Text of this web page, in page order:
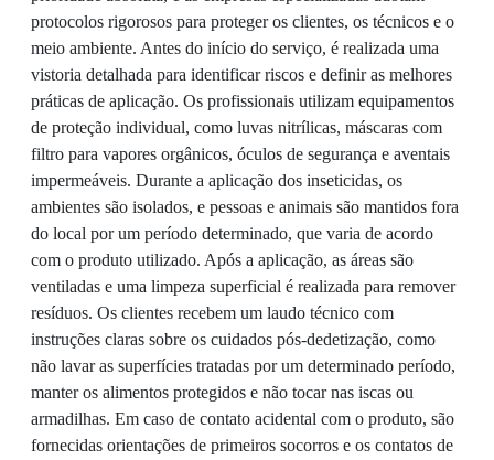
protocolos rigorosos para proteger os clientes, os técnicos e o
meio ambiente. Antes do início do serviço, é realizada uma
vistoria detalhada para identificar riscos e definir as melhores
práticas de aplicação. Os profissionais utilizam equipamentos
de proteção individual, como luvas nitrílicas, máscaras com
filtro para vapores orgânicos, óculos de segurança e aventais
impermeáveis. Durante a aplicação dos inseticidas, os
ambientes são isolados, e pessoas e animais são mantidos fora
do local por um período determinado, que varia de acordo
com o produto utilizado. Após a aplicação, as áreas são
ventiladas e uma limpeza superficial é realizada para remover
resíduos. Os clientes recebem um laudo técnico com
instruções claras sobre os cuidados pós-dedetização, como
não lavar as superfícies tratadas por um determinado período,
manter os alimentos protegidos e não tocar nas iscas ou
armadilhas. Em caso de contato acidental com o produto, são
fornecidas orientações de primeiros socorros e os contatos de